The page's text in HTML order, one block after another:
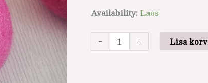
Availability: Laos
- + Lisa